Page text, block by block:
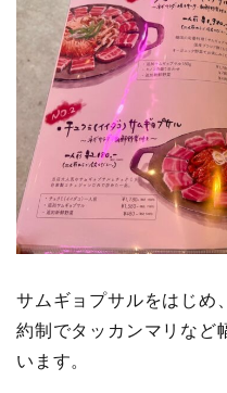
サムギョプサルをはじめ
約制でタッカンマリなど
います。